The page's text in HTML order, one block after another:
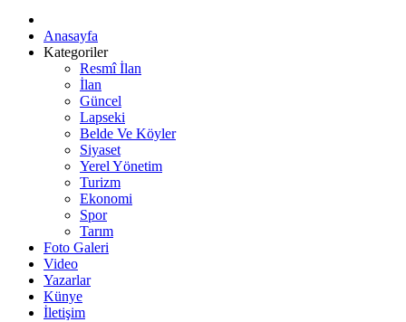
Anasayfa
Kategoriler
Resmî İlan
İlan
Güncel
Lapseki
Belde Ve Köyler
Siyaset
Yerel Yönetim
Turizm
Ekonomi
Spor
Tarım
Foto Galeri
Video
Yazarlar
Künye
İletişim